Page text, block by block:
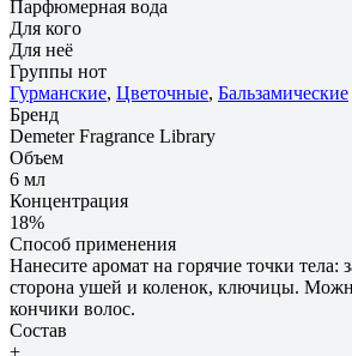
Парфюмерная вода
Для кого
Для неё
Группы нот
Гурманские, Цветочные, Бальзамические
Бренд
Demeter Fragrance Library
Объем
6 мл
Концентрация
18%
Способ применения
Нанесите аромат на горячие точки тела:
сторона ушей и коленок, ключицы.
кончики волос.
Состав
+